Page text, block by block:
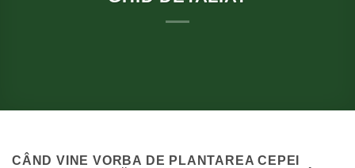
CÂND VINE VORBA DE PLANTAREA CEPEI